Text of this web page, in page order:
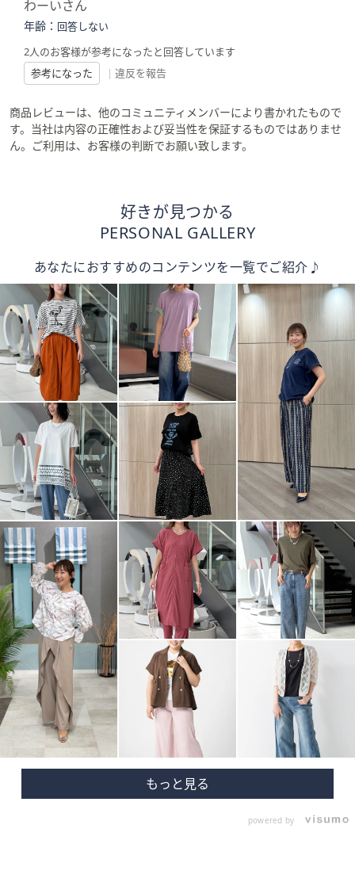
わーいさん
年齢： 回答しない
2人のお客様が参考になったと回答しています
参考になった
| 違反を報告
商品レビューは、他のコミュニティメンバーにより書かれたもので
す。当社は内容の正確性および妥当性を保証するものではありませ
ん。ご利用は、お客様の判断でお願い致します。
好きが見つかる
PERSONAL GALLERY
あなたにおすすめのコンテンツを一覧でご紹介♪
powered by